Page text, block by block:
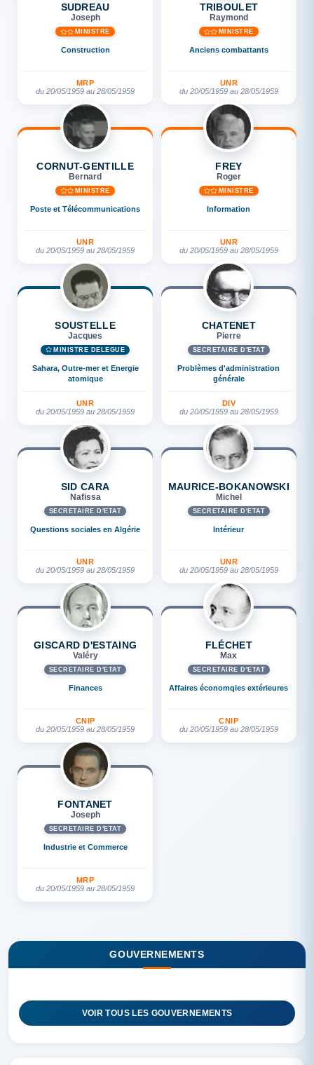
SUDREAU
Joseph
MINISTRE
Construction
MRP
du 20/05/1959 au 28/05/1959
TRIBOULET
Raymond
MINISTRE
Anciens combattants
UNR
du 20/05/1959 au 28/05/1959
CORNUT-GENTILLE
Bernard
MINISTRE
Poste et Télécommunications
UNR
du 20/05/1959 au 28/05/1959
FREY
Roger
MINISTRE
Information
UNR
du 20/05/1959 au 28/05/1959
SOUSTELLE
Jacques
MINISTRE DÉLÉGUÉ
Sahara, Outre-mer et Energie
atomique
UNR
du 20/05/1959 au 28/05/1959
CHATENET
Pierre
SECRÉTAIRE D'ETAT
Problèmes d'administration
générale
DIV
du 20/05/1959 au 28/05/1959
SID CARA
Nafissa
SECRÉTAIRE D'ETAT
Questions sociales en Algérie
UNR
du 20/05/1959 au 28/05/1959
MAURICE-BOKANOWSKI
Michel
SECRÉTAIRE D'ETAT
Intérieur
UNR
du 20/05/1959 au 28/05/1959
GISCARD D'ESTAING
Valéry
SECRÉTAIRE D'ETAT
Finances
CNIP
du 20/05/1959 au 28/05/1959
FLÉCHET
Max
SECRÉTAIRE D'ETAT
Affaires économqies extérieures
CNIP
du 20/05/1959 au 28/05/1959
FONTANET
Joseph
SECRÉTAIRE D'ETAT
Industrie et Commerce
MRP
du 20/05/1959 au 28/05/1959
GOUVERNEMENTS
VOIR TOUS LES GOUVERNEMENTS